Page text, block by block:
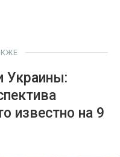
Украины:
известно на 9